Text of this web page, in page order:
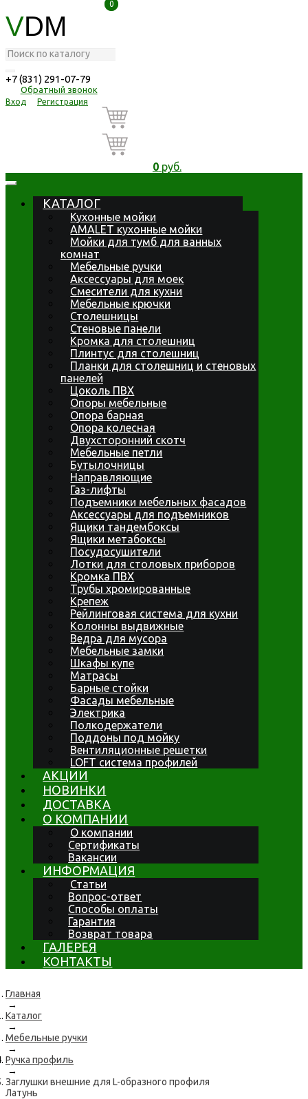
VDM
+7 (831) 291-07-79
Обратный звонок
Вход Регистрация
0
0
0руб.
КАТАЛОГ
Кухонные мойки
AMALET кухонные мойки
Мойки для тумб для ванных
комнат
Мебельные ручки
Аксессуары для моек
Смесители для кухни
Мебельные крючки
Столешницы
Стеновые панели
Кромка для столешниц
Плинтус для столешниц
Планки для столешниц и стеновых
панелей
Цоколь ПВХ
Опоры мебельные
Опора барная
Опора колесная
Двухсторонний скотч
Мебельные петли
Бутылочницы
Направляющие
Газ-лифты
Подъемники мебельных фасадов
Аксессуары для подъемников
Ящики тандембоксы
Ящики метабоксы
Посудосушители
Лотки для столовых приборов
Кромка ПВХ
Трубы хромированные
Крепеж
Рейлинговая система для кухни
Колонны выдвижные
Ведра для мусора
Мебельные замки
Шкафы купе
Матрасы
Барные стойки
Фасады мебельные
Электрика
Полкодержатели
Поддоны под мойку
Вентиляционные решетки
LOFT система профилей
АКЦИИ
НОВИНКИ
ДОСТАВКА
О КОМПАНИИ
О компании
Сертификаты
Вакансии
ИНФОРМАЦИЯ
Статьи
Вопрос-ответ
Способы оплаты
Гарантия
Возврат товара
ГАЛЕРЕЯ
КОНТАКТЫ
Главная
→
Каталог
→
Мебельные ручки
→
Ручка профиль
→
Заглушки внешние для L-образного профиля
Латунь